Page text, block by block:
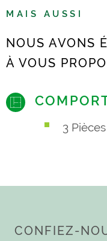
MAIS AUSSI
NOUS AVONS
À VOUS
3 Pièces
CONFIEZ-